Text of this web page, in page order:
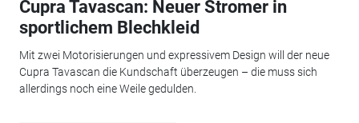
Cupra Tavascan: Neuer Stromer in
sportlichem Blechkleid
Mit zwei Motorisierungen und expressivem Design will der neue
Cupra Tavascan die Kundschaft überzeugen – die muss sich
allerdings noch eine Weile gedulden.